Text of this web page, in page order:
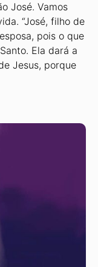
José. Vamos
“José, filho de
pois o que
Ela dará a
Jesus, porque